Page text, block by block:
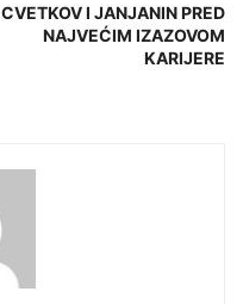
CVETKOV I JANJANIN PRED
NAJVEĆIM IZAZOVOM
KARIJERE